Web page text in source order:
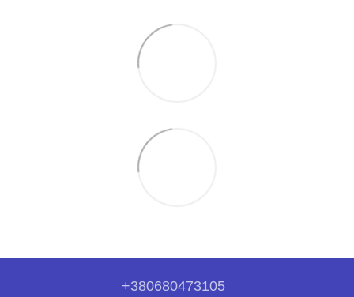
+380680473105